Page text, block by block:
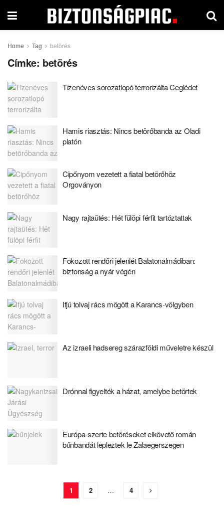
Home Tag betörés
Címke: betörés
Tizenéves sorozatlopó terrorizálta Ceglédet
Hamis riasztás: Nincs betörőbanda az Oladi
platón
Cipőnyom vezetett a fiatal betörőhöz
Orgoványon
Nagy rajtaütés: Hét fülöpi férfit tartóztattak
Fokozott rendőri jelenlét Balatonalmádiban:
biztonság a nyár végén
Ifjú tolvaj rács mögött a Karancs-völgyben
Az izraeli hadsereg szárazföldi műveletre készül
Drónnal figyelték a házat, amelybe betörtek
Európa-szerte betöréseket elkövető román
bűnbandát lepleztek le Zalaegerszegen
1 2 … 4